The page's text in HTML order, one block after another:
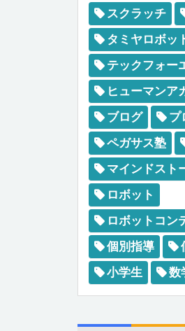
スクラッチ
タミヤロボッ
テックフォー
ヒューマンア
ブログ
プ
ペガサス塾
マインドスト
ロボット
ロボットコン
個別指導
小学生
数